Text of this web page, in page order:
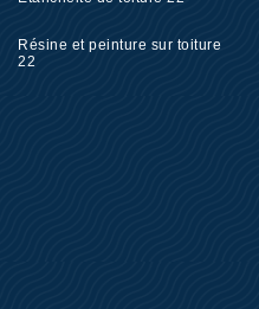
Résine et peinture sur toiture
22